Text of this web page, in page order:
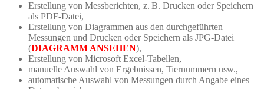
Erstellung von Messberichten, z. B. Drucken oder Speichern
als PDF-Datei,
Erstellung von Diagrammen aus den durchgeführten
Messungen und Drucken oder Speichern als JPG-Datei
(DIAGRAMM ANSEHEN),
Erstellung von Microsoft Excel-Tabellen,
manuelle Auswahl von Ergebnissen, Tiernummern usw.,
automatische Auswahl von Messungen durch Angabe eines